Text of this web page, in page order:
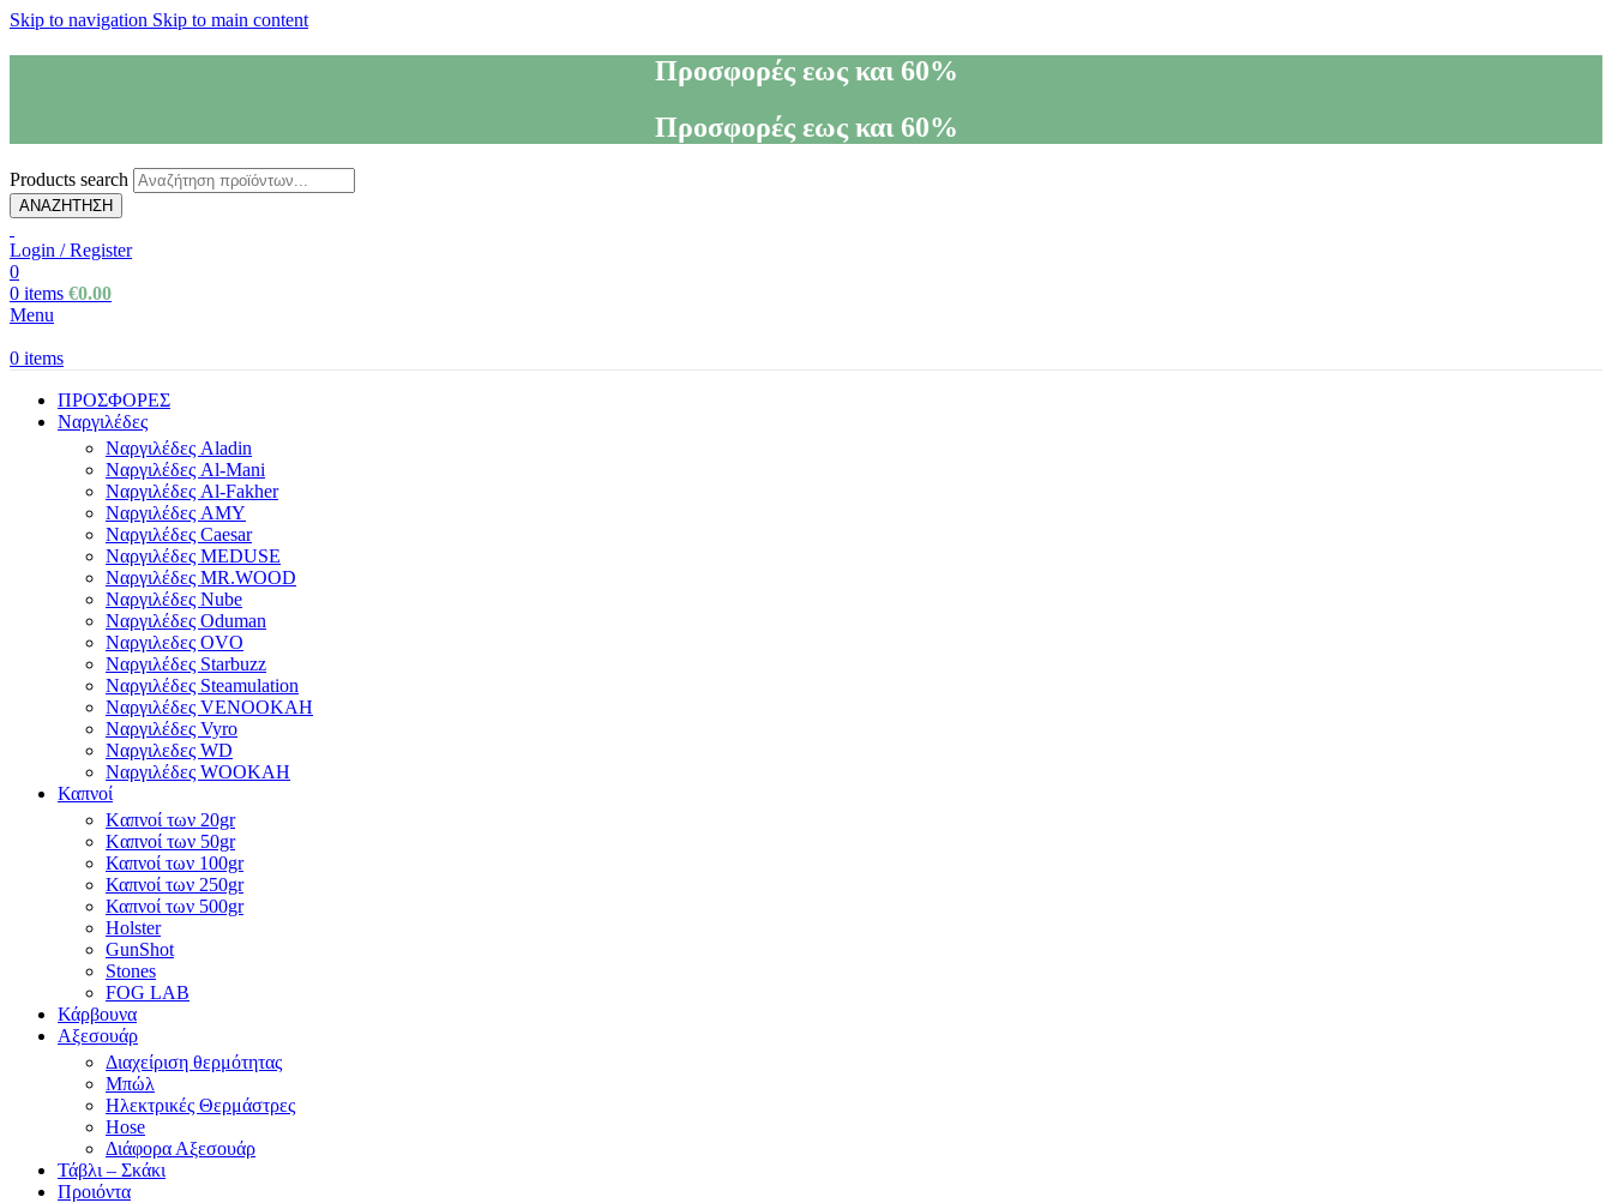
Skip to navigation Skip to main content
Προσφορές εως και 60%
Προσφορές εως και 60%
Products search
ΑΝΑΖΗΤΗΣΗ
Login / Register
0
0 items €0.00
Menu
0 items
ΠΡΟΣΦΟΡΕΣ
Ναργιλέδες
Ναργιλέδες Aladin
Ναργιλέδες Al-Mani
Ναργιλέδες Al-Fakher
Ναργιλέδες AΜΥ
Ναργιλέδες Caesar
Ναργιλέδες MEDUSE
Ναργιλέδες MR.WOOD
Ναργιλέδες Nube
Ναργιλέδες Oduman
Ναργιλεδες OVO
Ναργιλέδες Starbuzz
Ναργιλέδες Steamulation
Ναργιλέδες VENOOKAH
Ναργιλέδες Vyro
Ναργιλεδες WD
Ναργιλέδες WOOKAH
Καπνοί
Kαπνοί των 20gr
Kαπνοί των 50gr
Καπνοί των 100gr
Καπνοί των 250gr
Καπνοί των 500gr
Holster
GunShot
Stones
FOG LAB
Κάρβουνα
Αξεσουάρ
Διαχείριση θερμότητας
Μπώλ
Ηλεκτρικές Θερμάστρες
Hose
Διάφορα Αξεσουάρ
Τάβλι – Σκάκι
Προιόντα